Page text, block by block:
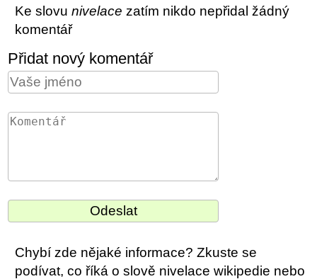
Ke slovunivelace zatím nikdo nepřidal žádný
komentář
Přidat nový komentář
Chybí zde nějaké informace? Zkuste se
podívat, co říká o slově nivelace wikipedie nebo